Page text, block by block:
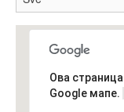
Мултимедија
Видео
Ова
Google мапе.